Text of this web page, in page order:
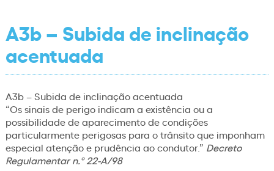
A3b – Subida de inclinação
acentuada
A3b – Subida de inclinação acentuada
“Os sinais de perigo indicam a existência ou a
possibilidade de aparecimento de condições
particularmente perigosas para o trânsito que imponham
especial atenção e prudência ao condutor.” Decreto
Regulamentar n.º 22-A/98